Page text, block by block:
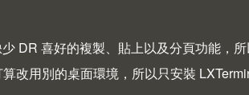
DR 喜好的複製、貼上以及分頁功能，
改用別的桌面環境，所以只安裝